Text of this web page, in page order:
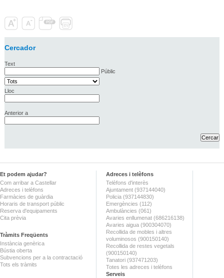
Cercador
Text
Públic
Lloc
Anterior a
Et podem ajudar?
Com arribar a Castellar
Adreces i telèfons
Farmàcies de guàrdia
Horaris de transport públic
Reserva d'equipaments
Cita prèvia
Tràmits Freqüents
Instància genèrica
Bústia oberta
Subvencions per a la contractació
Tots els tràmits
Adreces i telèfons
Telèfons d'interès
Ajuntament (937144040)
Policia (937144830)
Emergències (112)
Ambulàncies (061)
Avaries enllumenat (686216138)
Avaries aigua (900304070)
Recollida de mobles i altres
voluminosos (900150140)
Recollida de restes vegetals
(900150140)
Tanatori (937471203)
Totes les adreces i telèfons
Serveis